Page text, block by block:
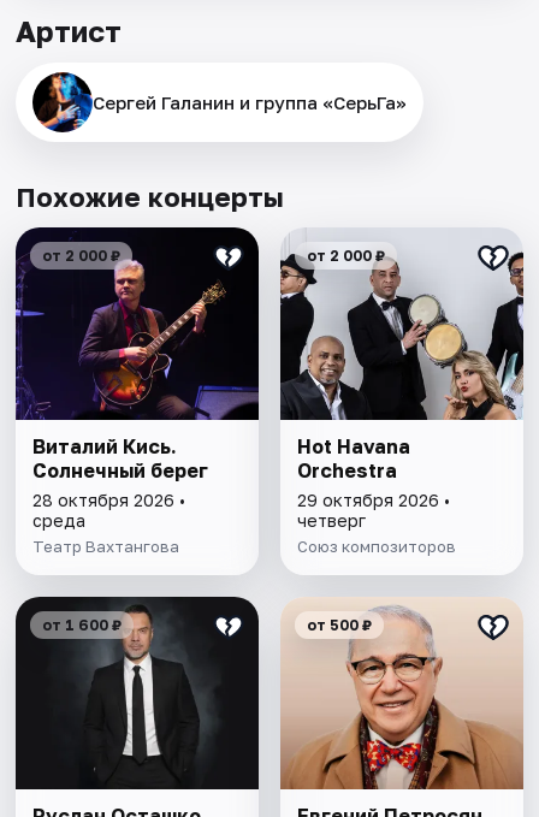
Артист
Сергей Галанин и группа «СерьГа»
Похожие концерты
от 2 000 ₽
Виталий Кись.
Солнечный берег
28 октября 2026 •
среда
Театр Вахтангова
от 2 000 ₽
Hot Havana
Orchestra
29 октября 2026 •
четверг
Союз композиторов
от 1 600 ₽ от 500 ₽